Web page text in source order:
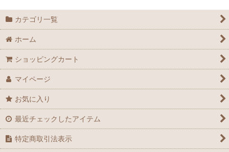
カテゴリ一覧
ホーム
ショッピングカート
マイページ
お気に入り
最近チェックしたアイテム
特定商取引法表示